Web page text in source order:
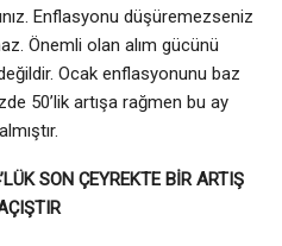
Enflasyonu düşüremezseniz
Önemli olan alım gücünü
Ocak enflasyonunu baz
50’lik artışa rağmen bu ay
SON ÇEYREKTE BİR ARTIŞ